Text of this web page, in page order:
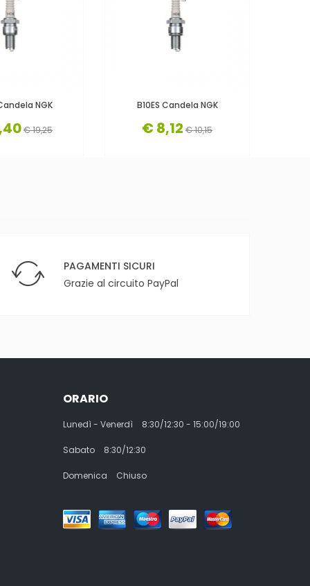
NGK
€ 19,25
B10ES Candela NGK
€ 8,12 € 10,15
PAGAMENTI SICURI
Grazie al circuito PayPal
ORARIO
Lunedì - Venerdì 8:30/12:30 - 15:00/19:00
Sabato 8:30/12:30
Domenica Chiuso